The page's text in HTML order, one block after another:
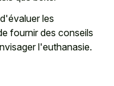
les
fournir des conseils
l'euthanasie.